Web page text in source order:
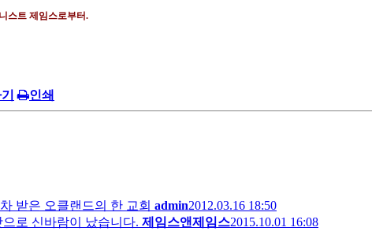
스트 제임스로부터.
인쇄
받은 오클랜드의 한 교회 admin2012.03.16 18:50
로 신바람이 났습니다. 제임스앤제임스2015.10.01 16:08